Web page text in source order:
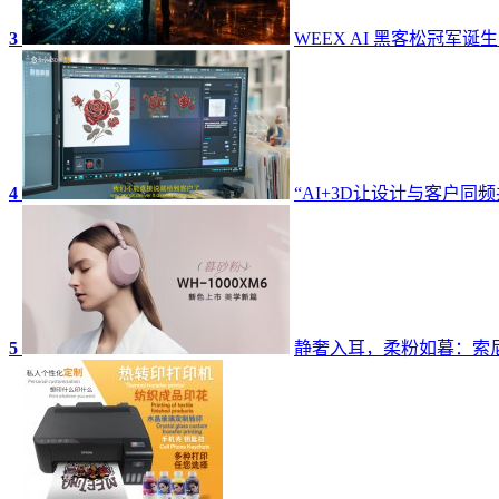
3 WEEX AI 黑客松冠军诞
4 “AI+3D让设计与客户同
5 静奢入耳，柔粉如暮：索